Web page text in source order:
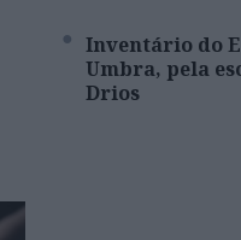
Inventário do
Umbra, pela
Drios